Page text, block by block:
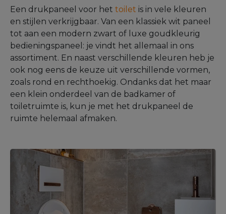
Een drukpaneel voor het toilet is in vele kleuren
en stijlen verkrijgbaar. Van een klassiek wit paneel
tot aan een modern zwart of luxe goudkleurig
bedieningspaneel: je vindt het allemaal in ons
assortiment. En naast verschillende kleuren heb je
ook nog eens de keuze uit verschillende vormen,
zoals rond en rechthoekig. Ondanks dat het maar
een klein onderdeel van de badkamer of
toiletruimte is, kun je met het drukpaneel de
ruimte helemaal afmaken.